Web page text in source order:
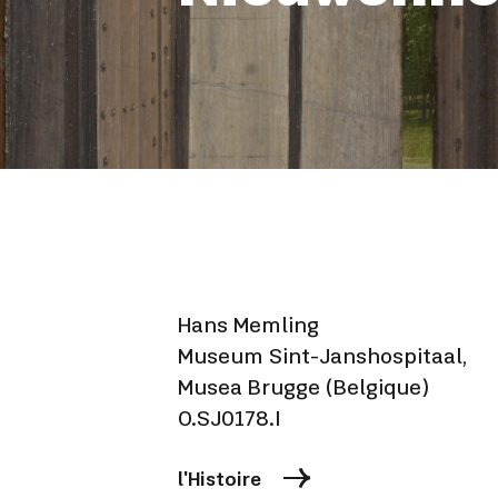
Hans Memling
Museum Sint-Janshospitaal,
Musea Brugge (Belgique)
O.SJ0178.I
l'Histoire